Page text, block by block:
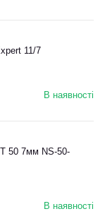
11/7
В наявності
50 7мм NS-50-
В наявності